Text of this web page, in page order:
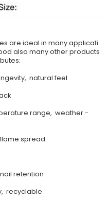
are ideal in many applicati
also many other products
natural feel
range, weather -
spread
retention
recyclable